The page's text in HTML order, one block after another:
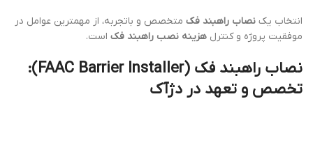
انتخاب یک نصاب راهبند فک متخصص و باتجربه، از مهمترین عوامل در
موفقیت پروژه و کنترل هزینه نصب راهبند فک است.
نصاب راهبند فک (FAAC Barrier Installer)
:
تخصص و تعهد در دژآک